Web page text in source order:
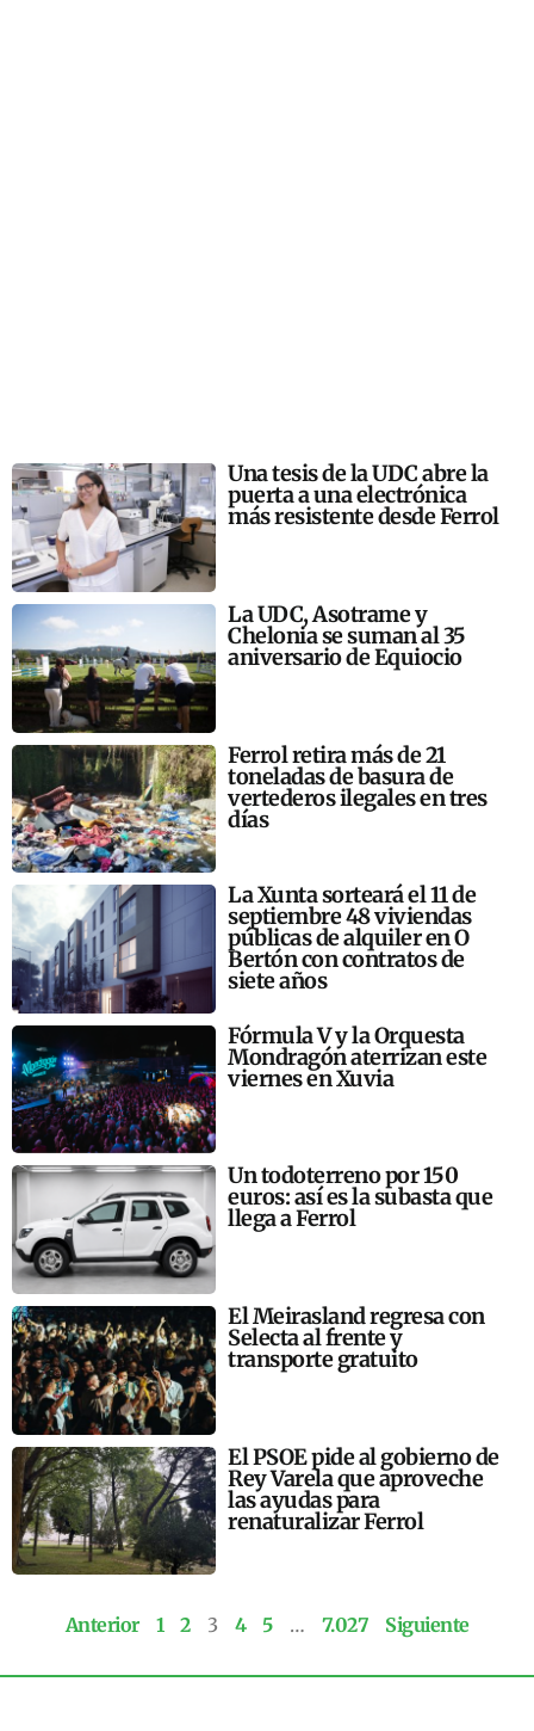
Una tesis de la UDC abre la
puerta a una electrónica
más resistente desde Ferrol
La UDC, Asotrame y
Chelonia se suman al 35
aniversario de Equiocio
Ferrol retira más de 21
toneladas de basura de
vertederos ilegales en tres
días
La Xunta sorteará el 11 de
septiembre 48 viviendas
públicas de alquiler en O
Bertón con contratos de
siete años
Fórmula V y la Orquesta
Mondragón aterrizan este
viernes en Xuvia
Un todoterreno por 150
euros: así es la subasta que
llega a Ferrol
El Meirasland regresa con
Selecta al frente y
transporte gratuito
El PSOE pide al gobierno de
Rey Varela que aproveche
las ayudas para
renaturalizar Ferrol
Anterior 1 2 3 4 5 … 7.027 Siguiente